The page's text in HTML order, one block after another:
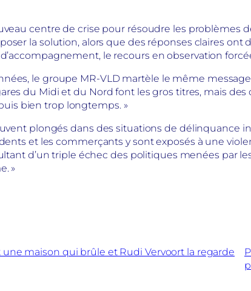
centre de crise pour résoudre les
la solution, alors que des réponses claires
le recours en observation
le groupe MR-VLD martèle le même
du Midi et du Nord font les gros titres, mais
bien trop longtemps. »
plongés dans des situations de délinquance
et les commerçants y sont exposés à une
d’un triple échec des politiques menées par
»
une maison qui brûle et Rudi Vervoort la regarde